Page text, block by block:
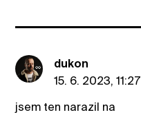
dukon
15. 6. 2023, 11:27
jsem ten narazil na